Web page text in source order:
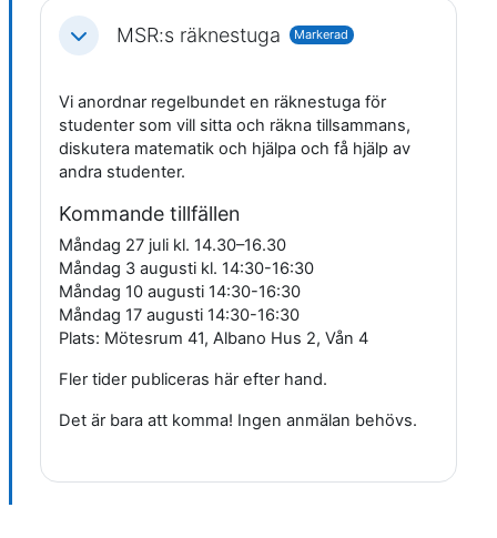
Fäll ihopMSR:s räknestuga Markerad
Vi anordnar regelbundet en räknestuga för
studenter som vill sitta och räkna tillsammans,
diskutera matematik och hjälpa och få hjälp av
andra studenter.
Kommande tillfällen
Måndag 27 juli kl. 14.30–16.30
Måndag 3 augusti kl. 14:30-16:30
Måndag 10 augusti 14:30-16:30
Måndag 17 augusti 14:30-16:30
Plats: Mötesrum 41, Albano Hus 2, Vån 4
Fler tider publiceras här efter hand.
Det är bara att komma! Ingen anmälan behövs.